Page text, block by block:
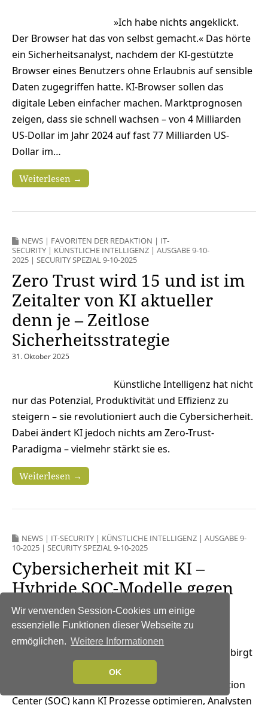
Wir verwenden Session-Cookies um einige
essenzielle Funktionen dieser Webseite zu
ermöglichen. Weitere Informationen
OK
»Ich habe nichts angeklickt.
Der Browser hat das von selbst gemacht.« Das hörte
ein Sicherheitsanalyst, nachdem der KI-gestützte
Browser eines Benutzers ohne Erlaubnis auf sensible
Daten zugegriffen hatte. KI-Browser sollen das
digitale Leben einfacher machen. Marktprognosen
zeigen, dass sie schnell wachsen – von 4 Milliarden
US-Dollar im Jahr 2024 auf fast 77 Milliarden US-
Dollar im…
Weiterlesen →
NEWS | FAVORITEN DER REDAKTION | IT-
SECURITY | KÜNSTLICHE INTELLIGENZ | AUSGABE 9-10-
2025 | SECURITY SPEZIAL 9-10-2025
Zero Trust wird 15 und ist im
Zeitalter von KI aktueller
denn je – Zeitlose
Sicherheitsstrategie
31. Oktober 2025
Künstliche Intelligenz hat nicht
nur das Potenzial, Produktivität und Effizienz zu
steigern – sie revolutioniert auch die Cybersicherheit.
Dabei ändert KI jedoch nichts am Zero-Trust-
Paradigma – vielmehr stärkt sie es.
Weiterlesen →
NEWS | IT-SECURITY | KÜNSTLICHE INTELLIGENZ | AUSGABE 9-
10-2025 | SECURITY SPEZIAL 9-10-2025
Cybersicherheit mit KI –
Hybride SOC-Modelle gegen
Cyberbedrohungen
22. Oktober 2025
Künstliche Intelligenz (KI) birgt
großes Potenzial für die Cybersicherheit in
Unternehmen. Insbesondere im Security Operation
Center (SOC) kann KI Prozesse optimieren, Analysten